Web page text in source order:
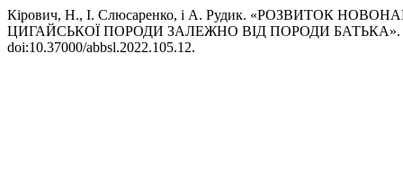
Кірович, Н., І. Слюсаренко, і А. Рудик. «РОЗВИТОК
ЦИГАЙСЬКОЇ ПОРОДИ ЗАЛЕЖНО ВІД ПОРОДИ БАТЬКА».
doi:10.37000/abbsl.2022.105.12.